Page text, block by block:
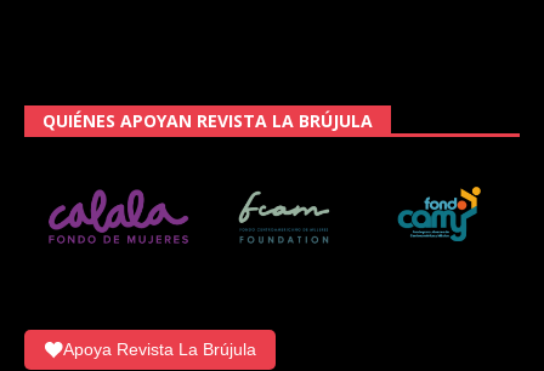
QUIÉNES APOYAN REVISTA LA BRÚJULA
Apoya Revista La Brújula